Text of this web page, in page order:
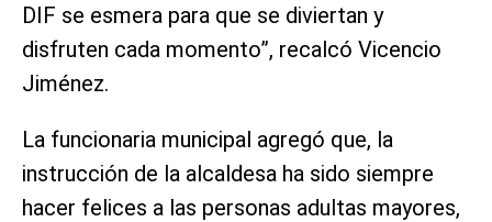
DIF se esmera para que se diviertan y
disfruten cada momento”, recalcó Vicencio
Jiménez.
La funcionaria municipal agregó que, la
instrucción de la alcaldesa ha sido siempre
hacer felices a las personas adultas mayores,